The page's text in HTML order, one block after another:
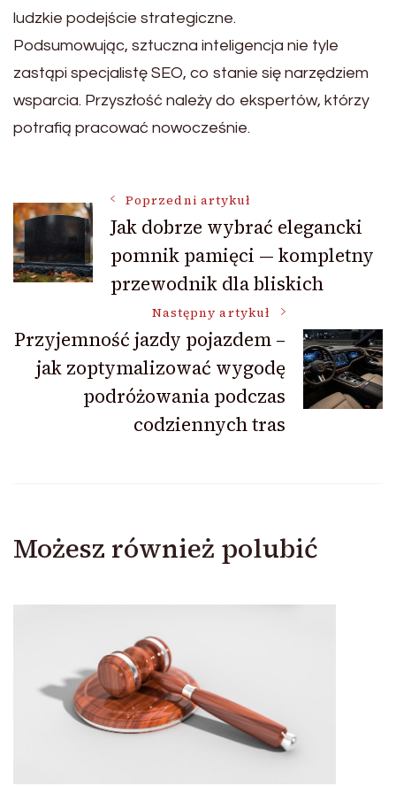
ludzkie podejście strategiczne.
Podsumowując, sztuczna inteligencja nie tyle
zastąpi specjalistę SEO, co stanie się narzędziem
wsparcia. Przyszłość należy do ekspertów, którzy
potrafią pracować nowocześnie.
Nawigacja
wpisu
Poprzedni artykuł
Jak dobrze wybrać elegancki
pomnik pamięci — kompletny
przewodnik dla bliskich
Następny artykuł
Przyjemność jazdy pojazdem –
jak zoptymalizować wygodę
podróżowania podczas
codziennych tras
Możesz również polubić